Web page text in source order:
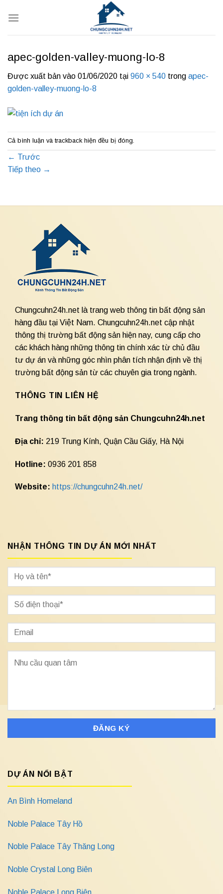
qua
apec-golden-valley-muong-lo-8
Được xuất bản vào 01/06/2020 tại 960 × 540 trong apec-
golden-valley-muong-lo-8
Cả bình luận và trackback hiện đều bị đóng.
← Trước
Tiếp theo →
Chungcuhn24h.net là trang web thông tin bất động sản
hàng đầu tại Việt Nam. Chungcuhn24h.net cập nhật
thông thị trường bất động sản hiện nay, cung cấp cho
các khách hàng những thông tin chính xác từ chủ đầu
tư dự án và những góc nhìn phân tích nhận định về thị
trường bất động sản từ các chuyên gia trong ngành.
THÔNG TIN LIÊN HỆ
Trang thông tin bất động sản Chungcuhn24h.net
Địa chỉ: 219 Trung Kính, Quận Cầu Giấy, Hà Nội
Hotline: 0936 201 858
Website: https://chungcuhn24h.net/
NHẬN THÔNG TIN DỰ ÁN MỚI NHẤT
DỰ ÁN NỔI BẬT
An Bình Homeland
Noble Palace Tây Hồ
Noble Palace Tây Thăng Long
Noble Crystal Long Biên
Noble Palace Long Biên